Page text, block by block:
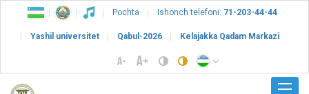
Pochta Ishonch telefoni: 71-203-44-44
Yashil universitet Qabul-2026 Kelajakka Qadam Markazi